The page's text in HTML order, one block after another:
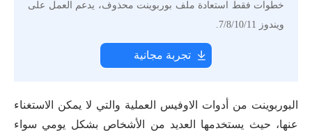
خطوات فقط استعادة ملف بوربوينت محذوف، يدعم العمل على
ويندوز 7/8/10/11.
تجربة مجانية
البوربوينت من أدوات الاوفيس العملية والتي لا يمكن الاستغناء
عنها، حيث يستخدمها العديد من الأشخاص بشكل يومي سواء